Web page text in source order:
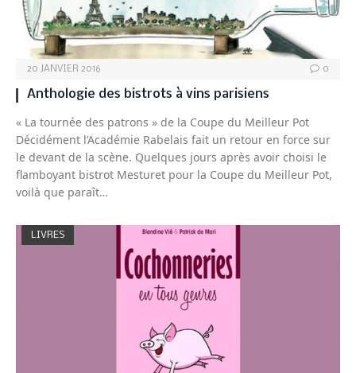
20 JANVIER 2016 0
Anthologie des bistrots à vins parisiens
« La tournée des patrons » de la Coupe du Meilleur Pot
Décidément l’Académie Rabelais fait un retour en force sur
le devant de la scène. Quelques jours après avoir choisi le
flamboyant bistrot Mesturet pour la Coupe du Meilleur Pot,
voilà que paraît…
LIVRES